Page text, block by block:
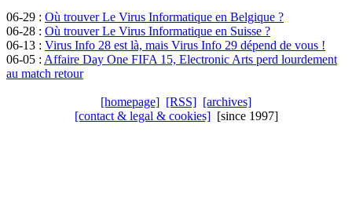
06-29 : Où trouver Le Virus Informatique en Belgique ?
06-28 : Où trouver Le Virus Informatique en Suisse ?
06-13 : Virus Info 28 est là, mais Virus Info 29 dépend de vous !
06-05 : Affaire Day One FIFA 15, Electronic Arts perd lourdement
au match retour
[homepage] [RSS] [archives]
[contact & legal & cookies][since 1997]